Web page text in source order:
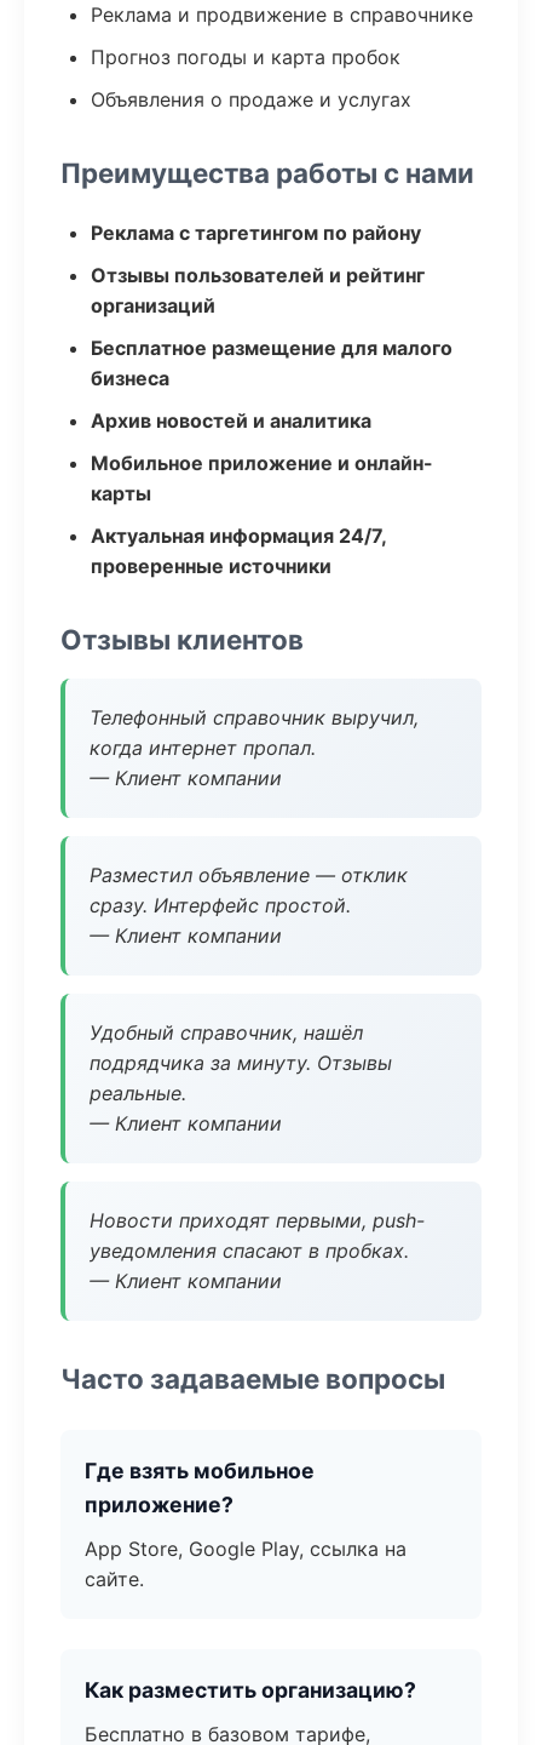
Реклама и продвижение в справочнике
Прогноз погоды и карта пробок
Объявления о продаже и услугах
Преимущества работы с нами
Реклама с таргетингом по району
Отзывы пользователей и рейтинг
организаций
Бесплатное размещение для малого
бизнеса
Архив новостей и аналитика
Мобильное приложение и онлайн-
карты
Актуальная информация 24/7,
проверенные источники
Отзывы клиентов
Телефонный справочник выручил,
когда интернет пропал.
— Клиент компании
Разместил объявление — отклик
сразу. Интерфейс простой.
— Клиент компании
Удобный справочник, нашёл
подрядчика за минуту. Отзывы
реальные.
— Клиент компании
Новости приходят первыми, push-
уведомления спасают в пробках.
— Клиент компании
Часто задаваемые вопросы
Где взять мобильное
приложение?
App Store, Google Play, ссылка на
сайте.
Как разместить организацию?
Бесплатно в базовом тарифе,